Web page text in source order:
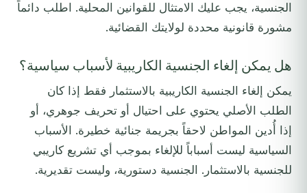
الجنسية، يجب عليك الامتثال للقوانين المحلية. اطلب دائماً
مشورة قانونية محددة لولايتك القضائية.
هل يمكن إلغاء الجنسية الكاريبية لأسباب سياسية؟
يمكن إلغاء الجنسية الكاريبية بالاستثمار فقط إذا كان
الطلب الأصلي يحتوي على احتيال أو تحريف جوهري، أو
إذا أُدين المواطن لاحقاً بجريمة جنائية خطيرة. الأسباب
السياسية ليست أسباباً للإلغاء بموجب أي تشريع كاريبي
للجنسية بالاستثمار. الجنسية دستورية، وليست تقديرية.